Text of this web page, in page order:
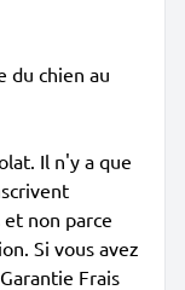
du chien au
Il n'y a que
non parce
Si vous avez
Frais